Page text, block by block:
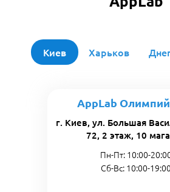
Киев Харьков
AppLab
г. Киев, ул. Большая
72, 2 этаж, 10
Пн-Пт: 10:00-
Сб-Вс: 10:00-19:00